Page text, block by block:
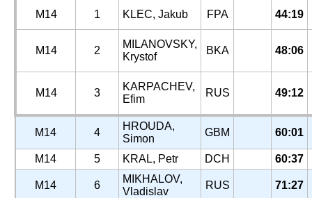
M14 1 KLEC, Jakub FPA 44:19
M14 2
MILANOVSKY,
Krystof
BKA 48:06
M14 3
KARPACHEV,
Efim
RUS 49:12
M14 4
HROUDA,
Simon
GBM 60:01
M14 5 KRAL, Petr DCH 60:37
M14 6
MIKHALOV,
Vladislav
RUS 71:27